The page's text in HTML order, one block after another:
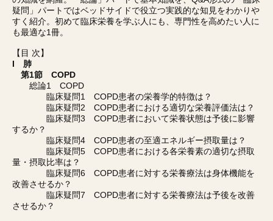
疑問」パートではベッドサイドで役立つ実践的な知見をわかりや
すく紹介。初めて臨床栄養を学ぶ人にも、専門性を高めたい人に
も最適な1冊。
【目 次】
I 肺
第1節 COPD
総論1 COPD
臨床疑問1 COPD患者の栄養学的特徴は？
臨床疑問2 COPD患者における適切な栄養評価法は？
臨床疑問3 COPD患者において栄養状態は予後に影響
するか？
臨床疑問4 COPD患者の至適エネルギー摂取量は？
臨床疑問5 COPD患者における各栄養素の適切な摂取
量・摂取比率は？
臨床疑問6 COPD患者に対する栄養療法は身体機能を
改善させるか？
臨床疑問7 COPD患者に対する栄養療法は予後を改善
させるか？